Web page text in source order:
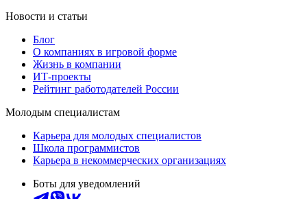
Новости и статьи
Блог
О компаниях в игровой форме
Жизнь в компании
ИТ-проекты
Рейтинг работодателей России
Молодым специалистам
Карьера для молодых специалистов
Школа программистов
Карьера в некоммерческих организациях
Боты для уведомлений